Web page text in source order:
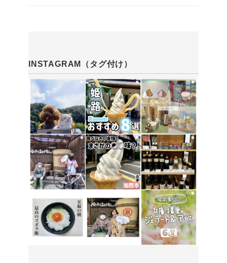
INSTAGRAM（タグ付け）